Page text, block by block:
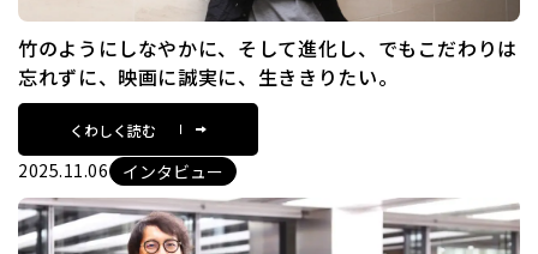
竹のようにしなやかに、そして進化し、でもこだわりは
忘れずに、映画に誠実に、生ききりたい。
くわしく読む
2025.11.06 インタビュー